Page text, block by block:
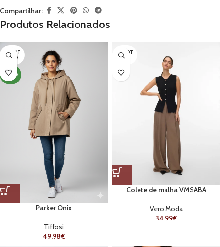
Compartilhar:
Produtos Relacionados
ESGOT
ADO
NOVO
Parker Onix
Tiffosi
49.98€
ESGOT
ADO
Colete de malha VMSABA
Vero Moda
34.99€